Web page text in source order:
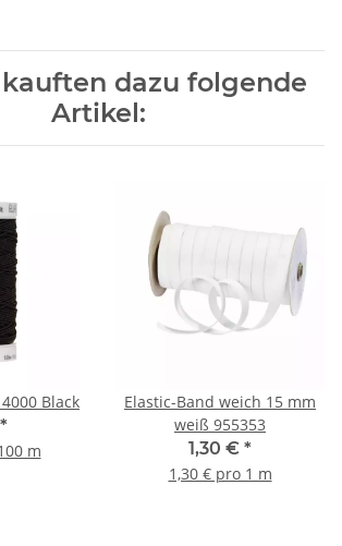
dazu folgende
Artikel:
Black
*
m
Elastic-Band weich 15 mm
weiß 955353
1,30 € *
1,30 € pro 1 m